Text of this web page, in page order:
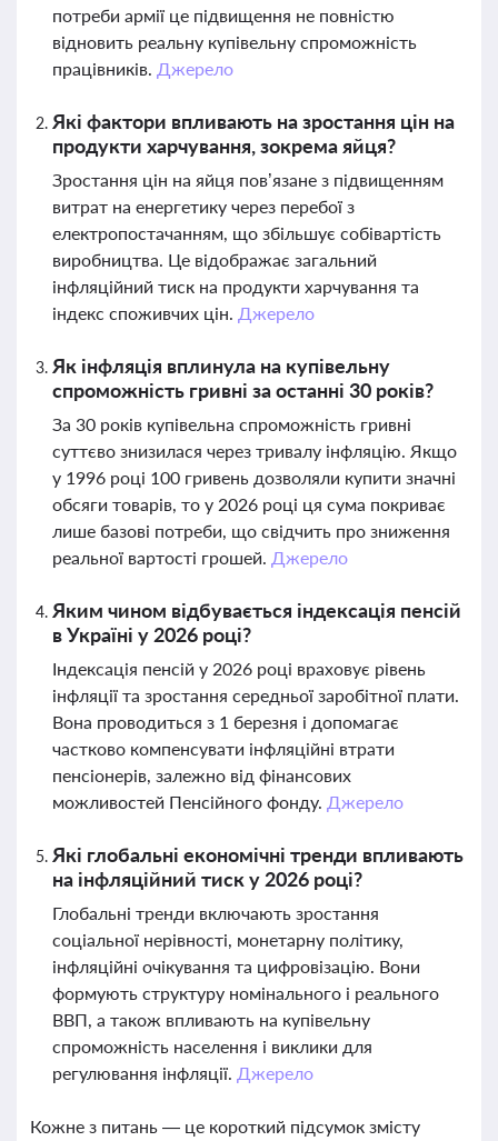
потреби армії це підвищення не повністю
відновить реальну купівельну спроможність
працівників. Джерело
Які фактори впливають на зростання цін на
продукти харчування, зокрема яйця?
Зростання цін на яйця пов’язане з підвищенням
витрат на енергетику через перебої з
електропостачанням, що збільшує собівартість
виробництва. Це відображає загальний
інфляційний тиск на продукти харчування та
індекс споживчих цін. Джерело
Як інфляція вплинула на купівельну
спроможність гривні за останні 30 років?
За 30 років купівельна спроможність гривні
суттєво знизилася через тривалу інфляцію. Якщо
у 1996 році 100 гривень дозволяли купити значні
обсяги товарів, то у 2026 році ця сума покриває
лише базові потреби, що свідчить про зниження
реальної вартості грошей. Джерело
Яким чином відбувається індексація пенсій
в Україні у 2026 році?
Індексація пенсій у 2026 році враховує рівень
інфляції та зростання середньої заробітної плати.
Вона проводиться з 1 березня і допомагає
частково компенсувати інфляційні втрати
пенсіонерів, залежно від фінансових
можливостей Пенсійного фонду. Джерело
Які глобальні економічні тренди впливають
на інфляційний тиск у 2026 році?
Глобальні тренди включають зростання
соціальної нерівності, монетарну політику,
інфляційні очікування та цифровізацію. Вони
формують структуру номінального і реального
ВВП, а також впливають на купівельну
спроможність населення і виклики для
регулювання інфляції. Джерело
Кожне з питань — це короткий підсумок змісту